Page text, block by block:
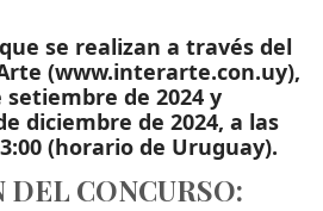
se realizan a través del
(www.interarte.con.uy),
de 2024 y
diciembre de 2024, a las
(horario de Uruguay).
CONCURSO: